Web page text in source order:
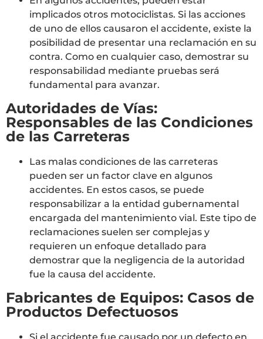
implicados otros motociclistas. Si las acciones
de uno de ellos causaron el accidente, existe la
posibilidad de presentar una reclamación en su
contra. Como en cualquier caso, demostrar su
responsabilidad mediante pruebas será
fundamental para avanzar.
Autoridades de Vías:
Responsables de las Condiciones
de las Carreteras
Las malas condiciones de las carreteras
pueden ser un factor clave en algunos
accidentes. En estos casos, se puede
responsabilizar a la entidad gubernamental
encargada del mantenimiento vial. Este tipo de
reclamaciones suelen ser complejas y
requieren un enfoque detallado para
demostrar que la negligencia de la autoridad
fue la causa del accidente.
Fabricantes de Equipos: Casos de
Productos Defectuosos